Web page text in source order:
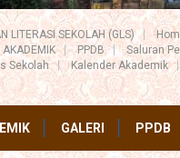
LITERASI SEKOLAH (GLS)
AKADEMIK PPDB Saluran
Sekolah Kalender Akademik
GALERI PPDB